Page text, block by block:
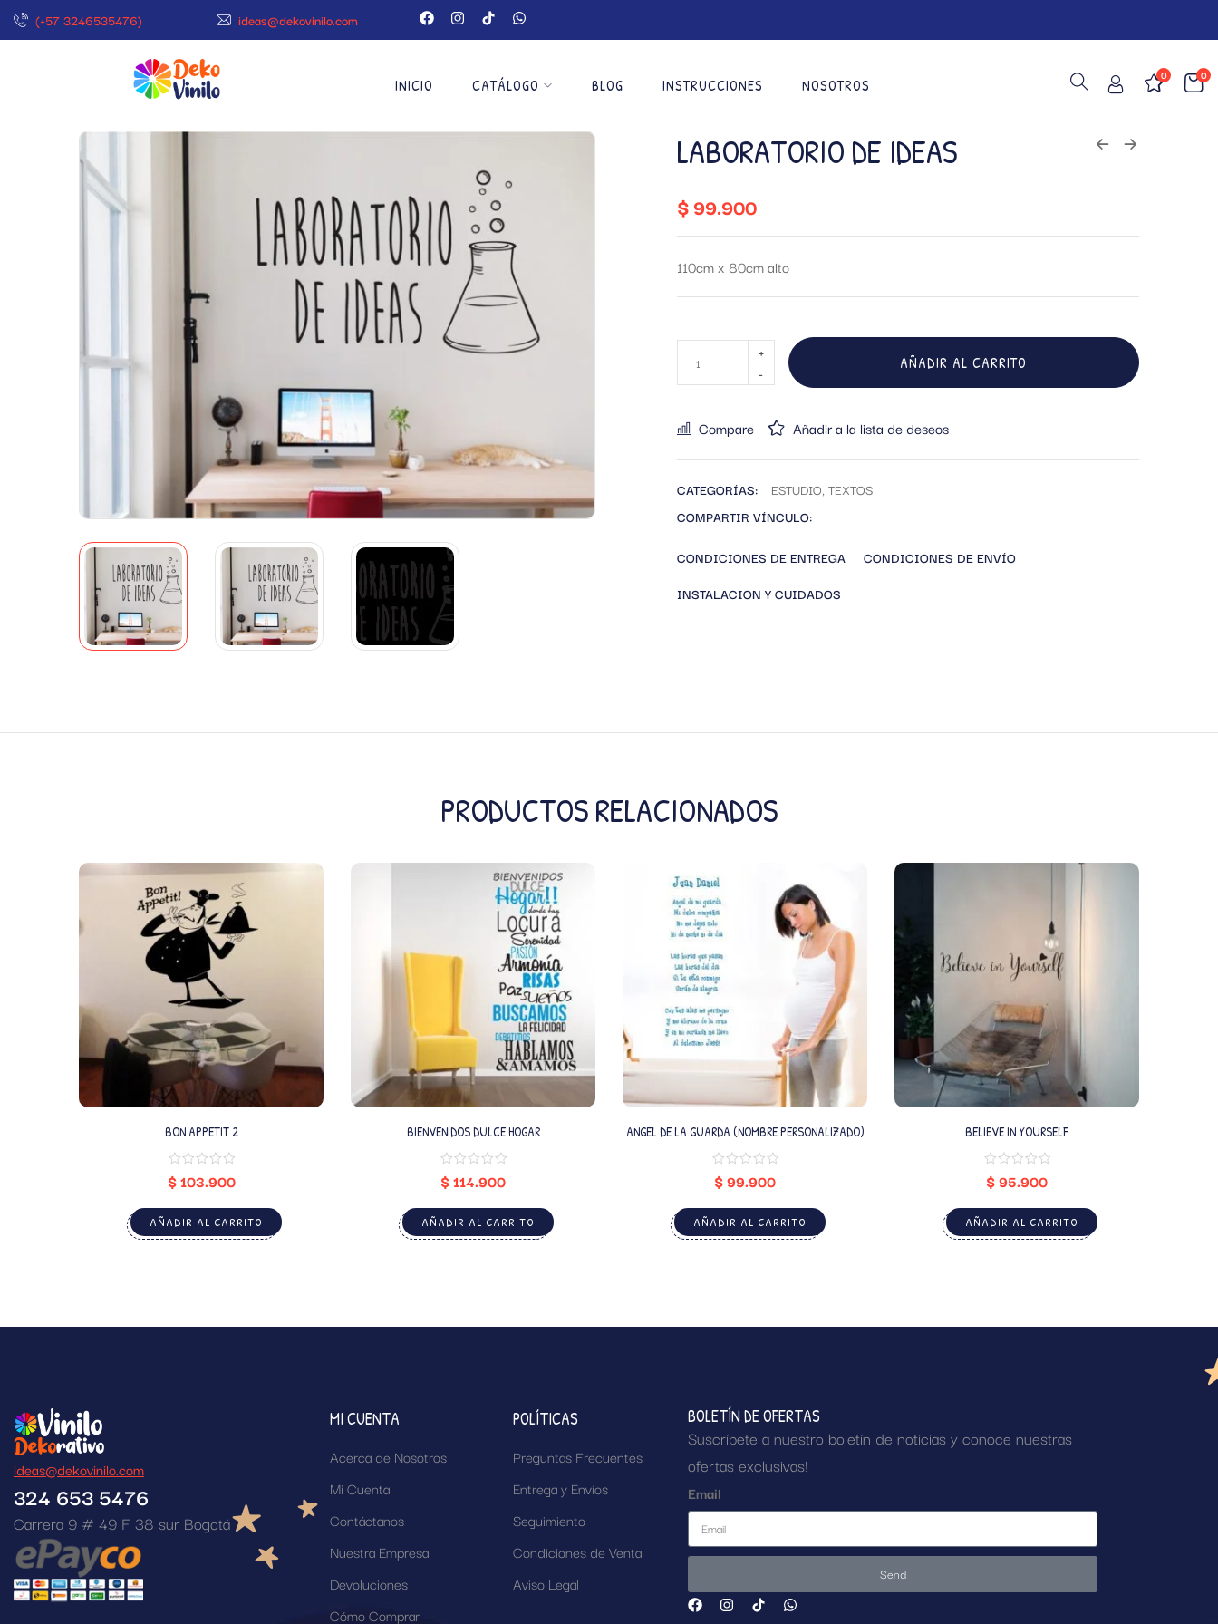
(+57 3246535476) ideas@dekovinilo.com
INICIO CATÁLOGO BLOG INSTRUCCIONES NOSOTROS
0
0
LABORATORIO DE IDEAS
$99.900
110cm x 80cm alto
AÑADIR AL CARRITO
Compare Añadir a la lista de deseos
CATEGORÍAS: ESTUDIO, TEXTOS
COMPARTIR VÍNCULO:
CONDICIONES DE ENTREGA
CONDICIONES DE ENVÍO
INSTALACION Y CUIDADOS
PRODUCTOS RELACIONADOS
BON APPETIT 2
$103.900
AÑADIR AL CARRITO
BIENVENIDOS DULCE HOGAR
$114.900
AÑADIR AL CARRITO
ANGEL DE LA GUARDA (NOMBRE PERSONALIZADO)
$99.900
AÑADIR AL CARRITO
BELIEVE IN YOURSELF
$95.900
AÑADIR AL CARRITO
ideas@dekovinilo.com
324 653 5476
Carrera 9 # 49 F 38 sur Bogotá
MI CUENTA
Acerca de Nosotros
Mi Cuenta
Contáctanos
Nuestra Empresa
Devoluciones
Cómo Comprar
POLÍTICAS
Preguntas Frecuentes
Entrega y Envíos
Seguimiento
Condiciones de Venta
Aviso Legal
BOLETÍN DE OFERTAS
Suscríbete a nuestro boletín de noticias y conoce nuestras
ofertas exclusivas!
Email
Send